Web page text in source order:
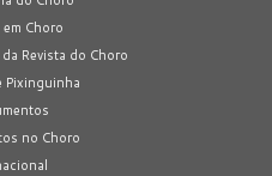
Choro
Revista do Choro
Pixinguinha
no Choro